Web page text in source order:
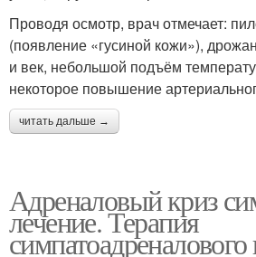
Проводя осмотр, врач отмечает:
(появление «гусиной кожи»),
и век, небольшой подъём
некоторое повышение
читать дальше →
Адреналовый криз
лечение. Терапия
симпатоадреналового